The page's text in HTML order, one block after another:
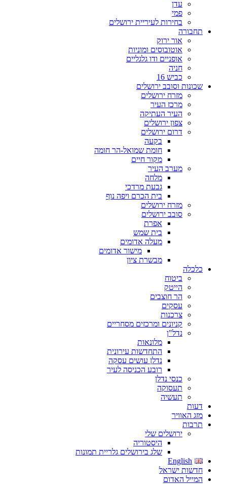
עדן
פמי
בחירות לעיריית ירושלים
תחבורה
אור ירוק
אוטובוסים ומוניות
אופניים ודו גלגליים
חניה
כביש 16
שכונות וסובב ירושלים
מזרח ירושלים
מרכז העיר
העיר העתיקה
צפון ירושלים
דרום ירושלים
בקעה
חומת שמואל-הר חומה
מקור חיים
מערב העיר
מלחה
גבעת מרדכי
בית הכרם ויפה נוף
מזרח ירושלים
סובב ירושלים
אפרת
בית שמש
מעלה אדומים
מישור אדומים
מבשרת ציון
כלכלה
ביטוח
הייטק
הר חוצבים
עסקים
צרכנות
קניונים ומרכזים מסחריים
נדל"ן
מלונאות
התחדשות עירונית
נדלן עושים עסקה
רובע הכניסה לעיר
כנסי נדלן
תעסוקה
תעשיה
דעות
מזג האוויר
תרבות
ירושלים שלי
היסטוריה
שלג בירושלים גלריית תמונות
English
חדשות ישראל
המייל האדום